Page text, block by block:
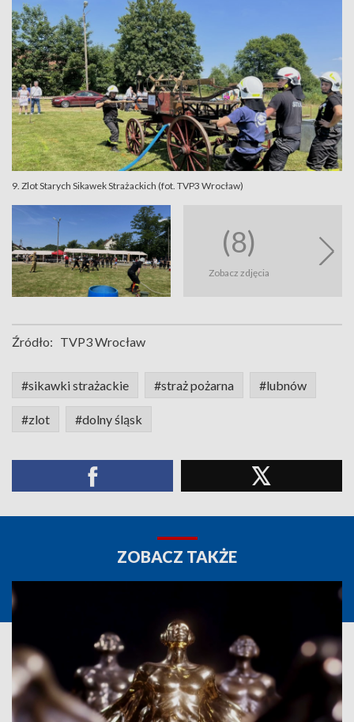
9. Zlot Starych Sikawek Strażackich (fot. TVP3 Wrocław)
(8)
Zobacz zdjęcia
Źródło: TVP3 Wrocław
#sikawki strażackie #straż pożarna #lubnów
#zlot #dolny śląsk
ZOBACZ TAKŻE